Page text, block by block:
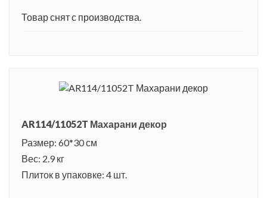
Товар снят с производства.
AR114/11052T Махарани декор
Размер: 60*30 см
Вес: 2.9 кг
Плиток в упаковке: 4 шт.